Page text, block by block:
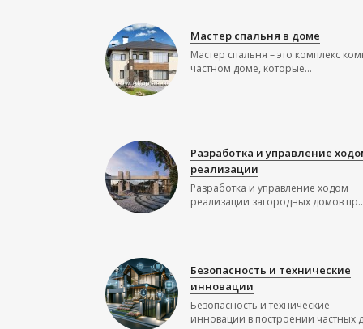
Мастер спальня в доме
Мастер спальня – это комплекс
частном доме, которые...
Разработка и управление
реализации
Разработка и управление ходом
реализации загородных домов
Безопасность и технические
инновации
Безопасность и технические
инновации в построении частных